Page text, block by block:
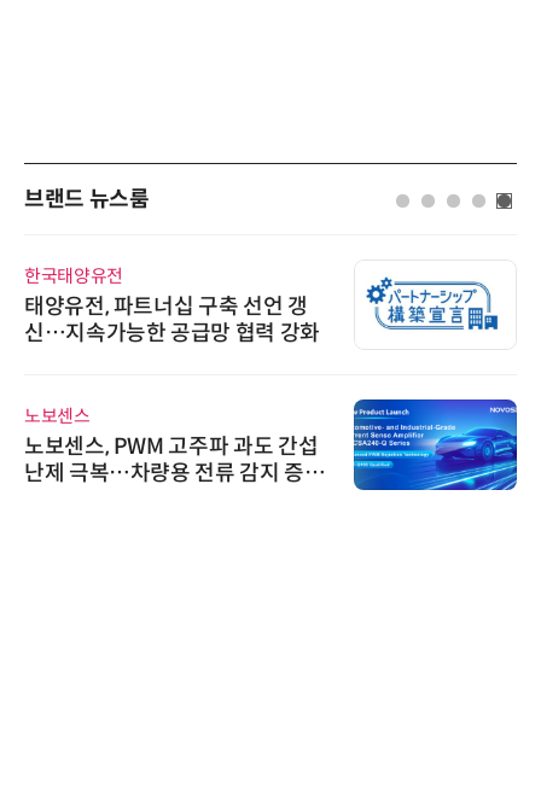
브랜드 뉴스룸
한국태양유전
태양유전, 파트너십 구축 선언 갱
신…지속가능한 공급망 협력 강화
노보센스
노보센스, PWM 고주파 과도 간섭
난제 극복…차량용 전류 감지 증폭